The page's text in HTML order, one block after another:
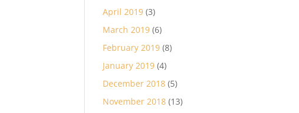
April 2019 (3)
March 2019 (6)
February 2019 (8)
January 2019 (4)
December 2018 (5)
November 2018 (13)